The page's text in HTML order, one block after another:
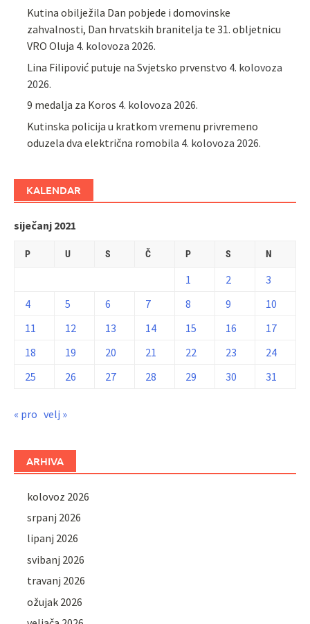
Kutina obilježila Dan pobjede i domovinske
zahvalnosti, Dan hrvatskih branitelja te 31. obljetnicu
VRO Oluja 4. kolovoza 2026.
Lina Filipović putuje na Svjetsko prvenstvo 4. kolovoza
2026.
9 medalja za Koros 4. kolovoza 2026.
Kutinska policija u kratkom vremenu privremeno
oduzela dva električna romobila 4. kolovoza 2026.
KALENDAR
siječanj 2021
P U S Č P S N
1 2
3
4
5 6 7 8 9
10
11
12 13 14 15 16
17
18
19 20 21 22 23
24
25
26 27 28 29 30 31
« pro velj »
ARHIVA
kolovoz 2026
srpanj 2026
lipanj 2026
svibanj 2026
travanj 2026
ožujak 2026